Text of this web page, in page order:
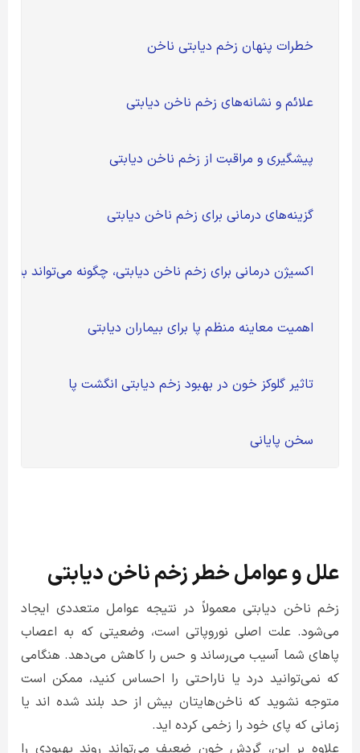
علل و عوامل خطر زخم ناخن دیابتی
زخم ناخن دیابتی معمولاً در نتیجه عوامل متعددی ایجاد
می‌شود. علت اصلی نوروپاتی است، وضعیتی که به اعصاب
پاهای شما آسیب می‌رساند و حس را کاهش می‌دهد. هنگامی
که نمی‌توانید درد یا ناراحتی را احساس کنید، ممکن است
متوجه نشوید که ناخن‌هایتان بیش از حد بلند شده اند یا
زمانی که پای خود را زخمی کرده اید.
علاوه بر این، گردش خون ضعیف می‌تواند روند بهبودی را